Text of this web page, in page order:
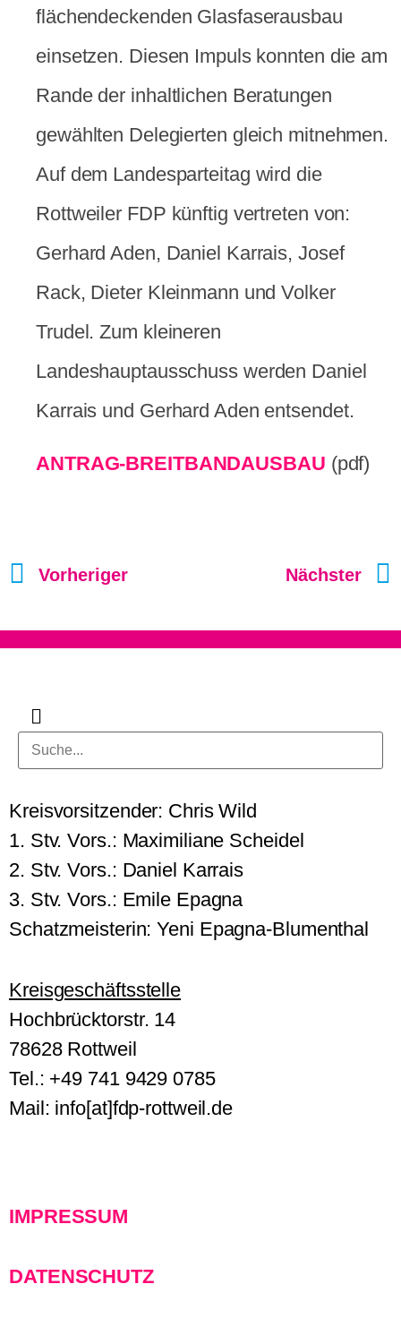
flächendeckenden Glasfaserausbau
einsetzen. Diesen Impuls konnten die am
Rande der inhaltlichen Beratungen
gewählten Delegierten gleich mitnehmen.
Auf dem Landesparteitag wird die
Rottweiler FDP künftig vertreten von:
Gerhard Aden, Daniel Karrais, Josef
Rack, Dieter Kleinmann und Volker
Trudel. Zum kleineren
Landeshauptausschuss werden Daniel
Karrais und Gerhard Aden entsendet.
ANTRAG-BREITBANDAUSBAU (pdf)
Vorheriger Nächster
Kreisvorsitzender: Chris Wild
1. Stv. Vors.: Maximiliane Scheidel
2. Stv. Vors.: Daniel Karrais
3. Stv. Vors.: Emile Epagna
Schatzmeisterin: Yeni Epagna-Blumenthal
Kreisgeschäftsstelle
Hochbrücktorstr. 14
78628 Rottweil
Tel.: +49 741 9429 0785
Mail: info[at]fdp-rottweil.de
IMPRESSUM
DATENSCHUTZ